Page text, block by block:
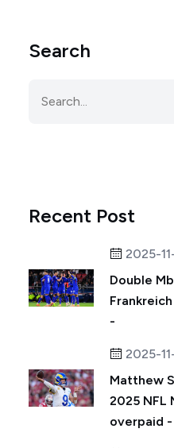
Search
Recent Post
2025-
Double
-
2025-
Matthew
2025 NFL
overpaid -